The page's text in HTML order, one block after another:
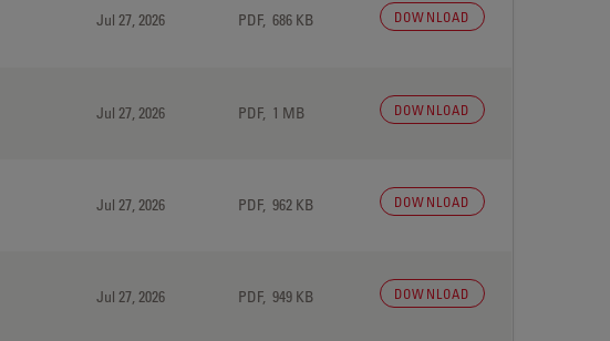
Jul 27, 2026 PDF, 686 KB DOWNLOAD
Jul 27, 2026 PDF, 1 MB DOWNLOAD
Jul 27, 2026 PDF, 962 KB DOWNLOAD
Jul 27, 2026 PDF, 949 KB DOWNLOAD